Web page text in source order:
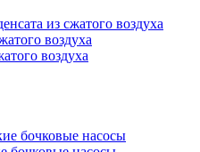
из сжатого воздуха
воздуха
воздуха
бочковые насосы